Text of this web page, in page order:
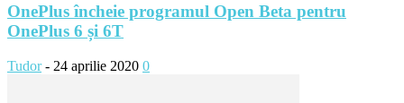
OnePlus încheie programul Open Beta pentru
OnePlus 6 și 6T
Tudor - 24 aprilie 2020 0